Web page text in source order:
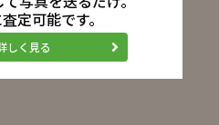
定可能です。
しく見る